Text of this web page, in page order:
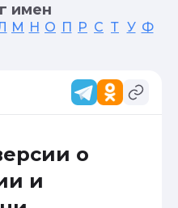
имен
М Н О П Р С Т У Ф
о
и